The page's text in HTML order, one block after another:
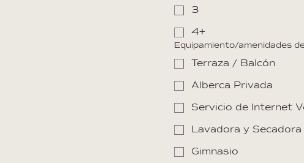
3
4+
Equipamiento/amenidades
Terraza / Balcón
Alberca Privada
Servicio de Internet
Lavadora y Secadora
Gimnasio